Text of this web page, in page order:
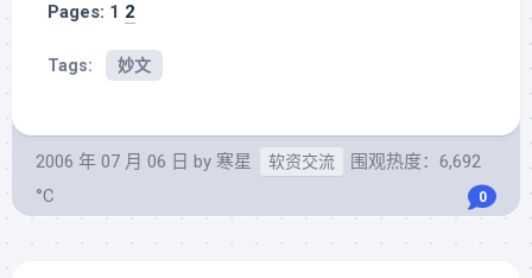
Pages: 1 2
Tags: 妙文
2006 年 07 月 06 日 by 寒星 软资交流
围观热度：6,692
°C
0